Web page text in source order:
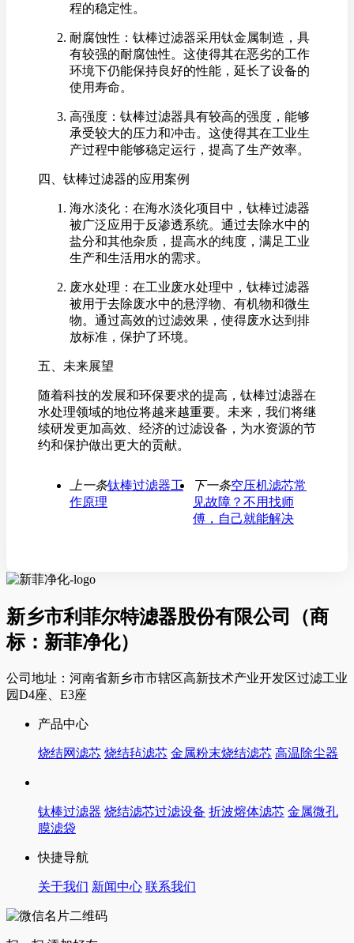
程的稳定性。
耐腐蚀性：钛棒过滤器采用钛金属制造，具
有较强的耐腐蚀性。这使得其在恶劣的工作
环境下仍能保持良好的性能，延长了设备的
使用寿命。
高强度：钛棒过滤器具有较高的强度，能够
承受较大的压力和冲击。这使得其在工业生
产过程中能够稳定运行，提高了生产效率。
四、钛棒过滤器的应用案例
海水淡化：在海水淡化项目中，钛棒过滤器
被广泛应用于反渗透系统。通过去除水中的
盐分和其他杂质，提高水的纯度，满足工业
生产和生活用水的需求。
废水处理：在工业废水处理中，钛棒过滤器
被用于去除废水中的悬浮物、有机物和微生
物。通过高效的过滤效果，使得废水达到排
放标准，保护了环境。
五、未来展望
随着科技的发展和环保要求的提高，钛棒过滤器在
水处理领域的地位将越来越重要。未来，我们将继
续研发更加高效、经济的过滤设备，为水资源的节
约和保护做出更大的贡献。
上一条钛棒过滤器工
作原理
下一条空压机滤芯常
见故障？不用找师
傅，自己就能解决
新乡市利菲尔特滤器股份有限公司（商
标：新菲净化）
公司地址：河南省新乡市市辖区高新技术产业开发区过滤工业
园D4座、E3座
产品中心
烧结网滤芯 烧结毡滤芯 金属粉末烧结滤芯 高温除尘器
钛棒过滤器 烧结滤芯过滤设备 折波熔体滤芯 金属微孔
膜滤袋
快捷导航
关于我们 新闻中心 联系我们